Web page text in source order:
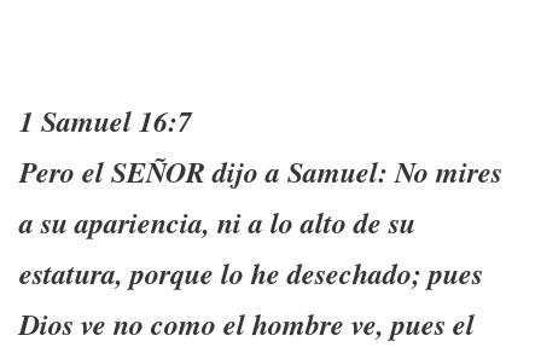
1 Samuel 16:7
Pero el SEÑOR dijo a Samuel: No mires
a su apariencia, ni a lo alto de su
estatura, porque lo he desechado; pues
Dios ve no como el hombre ve, pues el